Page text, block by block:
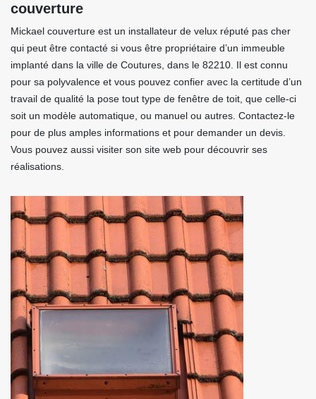
couverture
Mickael couverture est un installateur de velux réputé pas cher
qui peut être contacté si vous être propriétaire d’un immeuble
implanté dans la ville de Coutures, dans le 82210. Il est connu
pour sa polyvalence et vous pouvez confier avec la certitude d’un
travail de qualité la pose tout type de fenêtre de toit, que celle-ci
soit un modèle automatique, ou manuel ou autres. Contactez-le
pour de plus amples informations et pour demander un devis.
Vous pouvez aussi visiter son site web pour découvrir ses
réalisations.